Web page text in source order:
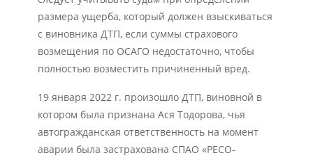
размера ущерба, который должен взыскиваться
с виновника ДТП, если суммы страхового
возмещения по ОСАГО недостаточно, чтобы
полностью возместить причиненный вред.
19 января 2022 г. произошло ДТП, виновной в
котором была признана Ася Тодорова, чья
автогражданская ответственность на момент
аварии была застрахована СПАО «РЕСО-